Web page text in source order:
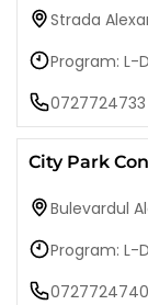
Strada
Program: L-
0727724733
City Park
Bulevardul
Program: L-
0727724740